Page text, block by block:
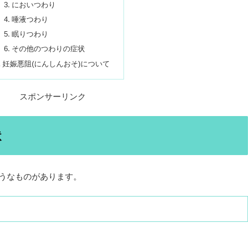
においつわり
唾液つわり
眠りつわり
その他のつわりの症状
妊娠悪阻(にんしんおそ)について
スポンサーリンク
なものがあります。